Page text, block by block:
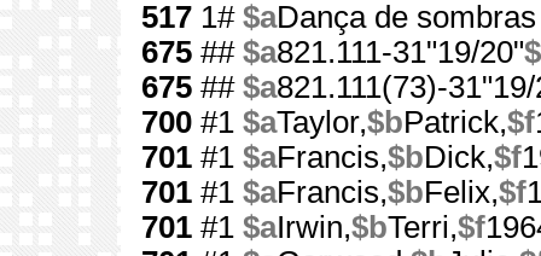
517 1# $aDança de sombras
675 ## $a821.111-31"19/20"
675 ## $a821.111(73)-
700 #1 $aTaylor,$bPatrick,$f
701 #1 $aFrancis,$bDick,$f
701 #1 $aFrancis,$bFelix,$f
701 #1 $aIrwin,$bTerri,$f